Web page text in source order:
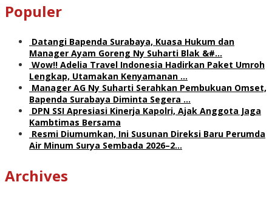
Populer
Datangi Bapenda Surabaya, Kuasa Hukum dan
Manager Ayam Goreng Ny Suharti Blak &#…
Wow!! Adelia Travel Indonesia Hadirkan Paket Umroh
Lengkap, Utamakan Kenyamanan …
Manager AG Ny Suharti Serahkan Pembukuan Omset,
Bapenda Surabaya Diminta Segera …
DPN SSI Apresiasi Kinerja Kapolri, Ajak Anggota Jaga
Kambtimas Bersama
Resmi Diumumkan, Ini Susunan Direksi Baru Perumda
Air Minum Surya Sembada 2026–2…
Archives